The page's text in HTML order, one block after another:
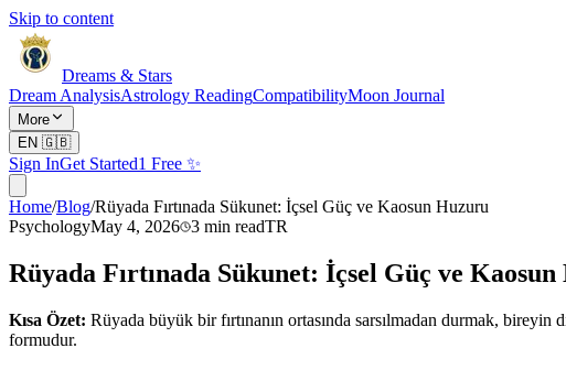
Skip to content
Dreams & Stars
Dream AnalysisAstrology ReadingCompatibilityMoon Journal
More
EN 🇬🇧
Sign InGet Started1 Free ✨
Home/Blog/Rüyada Fırtınada Sükunet: İçsel Güç ve Kaosun Huzuru
PsychologyMay 4, 2026 3 min readTR
Rüyada Fırtınada Sükunet: İçsel Güç ve
Kısa Özet: Rüyada büyük bir fırtınanın ortasında sarsılmadan durmak,
formudur.